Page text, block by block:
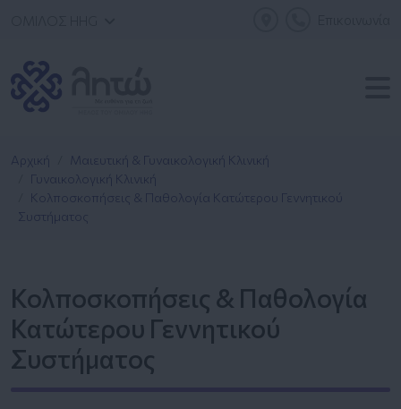
Αρχική
Μαιευτική & Γυναικολογική Κλινική
Γυναικολογική Κλινική
Κολποσκοπήσεις & Παθολογία Κατώτερου Γεννητικού
Συστήματος
Κολποσκοπήσεις & Παθολογία
Κατώτερου Γεννητικού
Συστήματος